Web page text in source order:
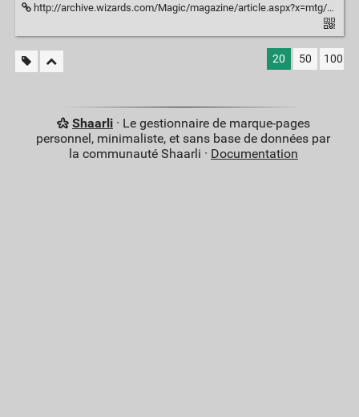
http://archive.wizards.com/Magic/magazine/article.aspx?x=mtg/daily/mm/174
20 50 100
Shaarli· Le gestionnaire de marque-pages
personnel, minimaliste, et sans base de données par
la communauté Shaarli · Documentation